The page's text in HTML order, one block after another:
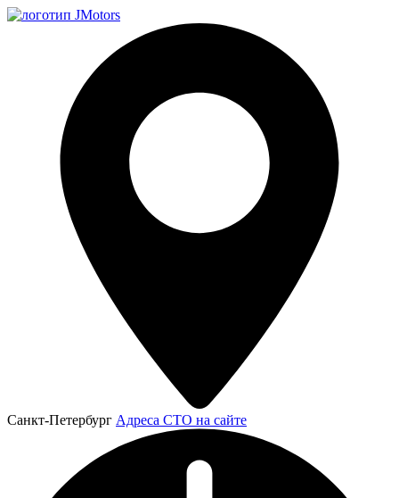
Санкт-Петербург Адреса СТО на сайте